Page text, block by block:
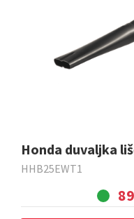
Honda duvaljka
HHB25EWT1